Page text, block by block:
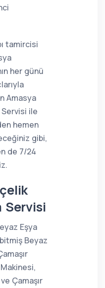
tamircisi
her günü
Amasya
ile
hemen
gibi,
de 7/24
Servisi
Eşya
Beyaz
Çamaşır